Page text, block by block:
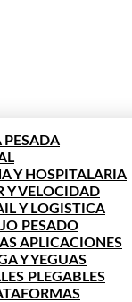
PESADA
Y HOSPITALARIA
Y VELOCIDAD
Y LOGISTICA
PESADO
APLICACIONES
Y YEGUAS
PLEGABLES